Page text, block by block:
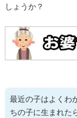
しょうか？
最近の子はよくわ
ちの子に生まれた